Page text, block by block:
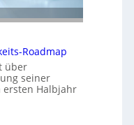
Roadmap
über
seiner
ersten Halbjahr